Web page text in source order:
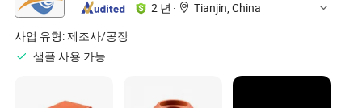
2 년 ·
Tianjin, China
사업 유형:제조사/공장
샘플 사용 가능